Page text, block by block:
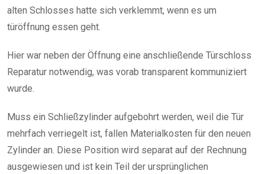
alten Schlosses hatte sich verklemmt, wenn es um
türöffnung essen geht.
Hier war neben der Öffnung eine anschließende Türschloss
Reparatur notwendig, was vorab transparent kommuniziert
wurde.
Muss ein Schließzylinder aufgebohrt werden, weil die Tür
mehrfach verriegelt ist, fallen Materialkosten für den neuen
Zylinder an. Diese Position wird separat auf der Rechnung
ausgewiesen und ist kein Teil der ursprünglichen